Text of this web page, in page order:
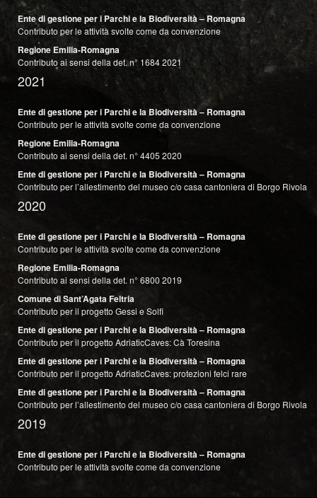
Ente di gestione per i Parchi e la Biodiversità – Romagna
Contributo per le attività svolte come da convenzione
Regione Emilia-Romagna
Contributo ai sensi della det. n° 16842021
2021
Ente di gestione per i Parchi e la Biodiversità – Romagna
Contributo per le attività svolte come da convenzione
Regione Emilia-Romagna
Contributo ai sensi della det. n° 4405 2020
Ente di gestione per i Parchi e la Biodiversità – Romagna
Contributo per l’allestimento del museo c/o casa cantoniera di Borgo Rivola
2020
Ente di gestione per i Parchi e la Biodiversità – Romagna
Contributo per le attività svolte come da convenzione
Regione Emilia-Romagna
Contributo ai sensi della det. n° 6800 2019
Comune di Sant’Agata Feltria
Contributo per il progetto Gessi e Solfi
Ente di gestione per i Parchi e la Biodiversità – Romagna
Contributo per il progetto AdriaticCaves: Cà Toresina
Ente di gestione per i Parchi e la Biodiversità – Romagna
Contributo per il progetto AdriaticCaves: protezioni felci rare
Ente di gestione per i Parchi e la Biodiversità – Romagna
Contributo per l’allestimento del museo c/o casa cantoniera di Borgo Rivola
2019
Ente di gestione per i Parchi e la Biodiversità – Romagna
Contributo per le attività svolte come da convenzione